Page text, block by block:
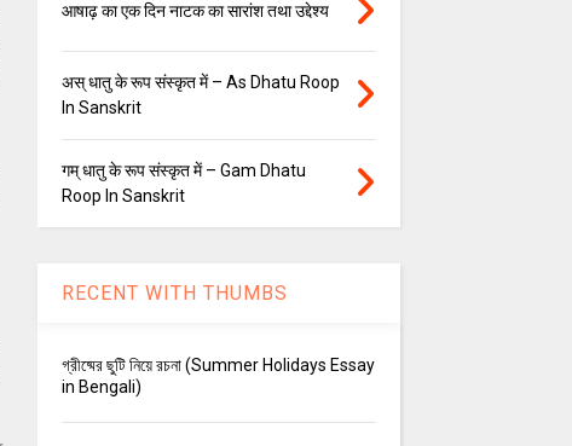
आषाढ़ का एक दिन नाटक का सारांश तथा उद्देश्य
अस् धातु के रूप संस्कृत में – As Dhatu Roop
In Sanskrit
गम् धातु के रूप संस्कृत में – Gam Dhatu
Roop In Sanskrit
RECENT WITH THUMBS
গ্রীষ্মের ছুটি নিয়ে রচনা (Summer Holidays Essay
in Bengali)